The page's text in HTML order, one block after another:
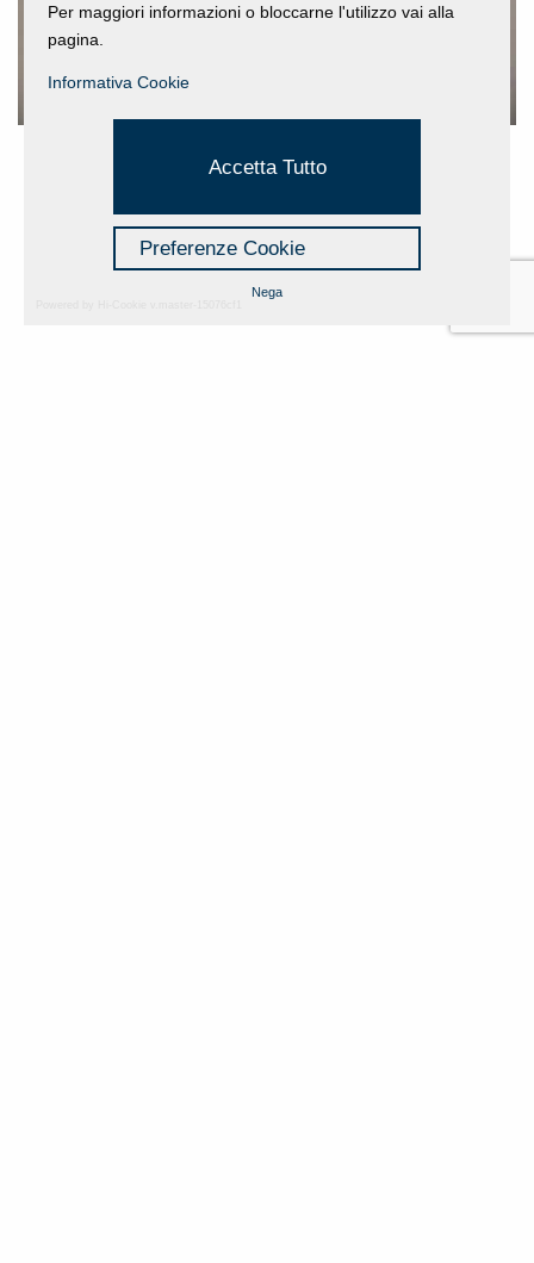
Per maggiori informazioni o bloccarne l'utilizzo vai alla
pagina.
Informativa Cookie
Accetta Tutto
Preferenze Cookie
Nega